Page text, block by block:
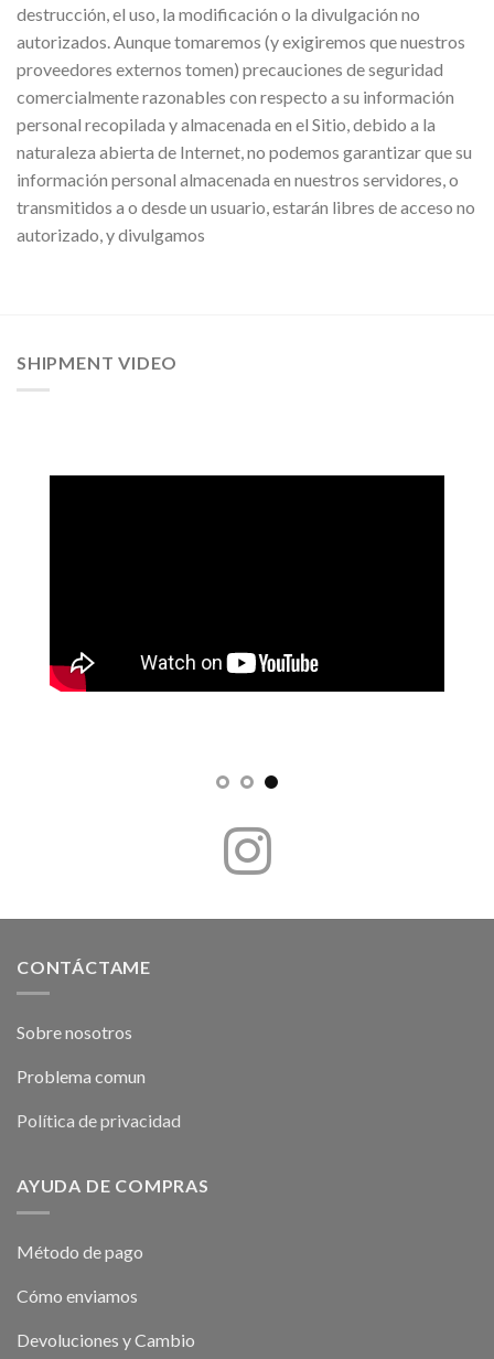
destrucción, el uso, la modificación o la divulgación no
autorizados. Aunque tomaremos (y exigiremos que nuestros
proveedores externos tomen) precauciones de seguridad
comercialmente razonables con respecto a su información
personal recopilada y almacenada en el Sitio, debido a la
naturaleza abierta de Internet, no podemos garantizar que su
información personal almacenada en nuestros servidores, o
transmitidos a o desde un usuario, estarán libres de acceso no
autorizado, y divulgamos
SHIPMENT VIDEO
CONTÁCTAME
Sobre nosotros
Problema comun
Política de privacidad
AYUDA DE COMPRAS
Método de pago
Cómo enviamos
Devoluciones y Cambio